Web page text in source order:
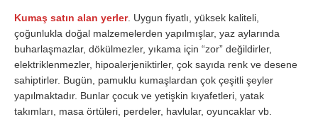
Kumaş satın alan yerler. Uygun fiyatlı, yüksek kaliteli,
çoğunlukla doğal malzemelerden yapılmışlar, yaz aylarında
buharlaşmazlar, dökülmezler, yıkama için “zor” değildirler,
elektriklenmezler, hipoalerjeniktirler, çok sayıda renk ve desene
sahiptirler. Bugün, pamuklu kumaşlardan çok çeşitli şeyler
yapılmaktadır. Bunlar çocuk ve yetişkin kıyafetleri, yatak
takımları, masa örtüleri, perdeler, havlular, oyuncaklar vb.